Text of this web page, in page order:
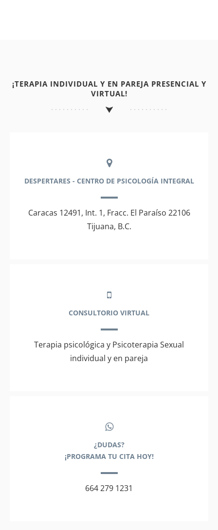
¡TERAPIA INDIVIDUAL Y EN PAREJA PRESENCIAL Y
VIRTUAL!
DESPERTARES - CENTRO DE PSICOLOGÍA INTEGRAL
Caracas 12491, Int. 1, Fracc. El Paraíso 22106
Tijuana, B.C.
CONSULTORIO VIRTUAL
Terapia psicológica y Psicoterapia Sexual
individual y en pareja
¿DUDAS?
¡PROGRAMA TU CITA HOY!
664 279 1231